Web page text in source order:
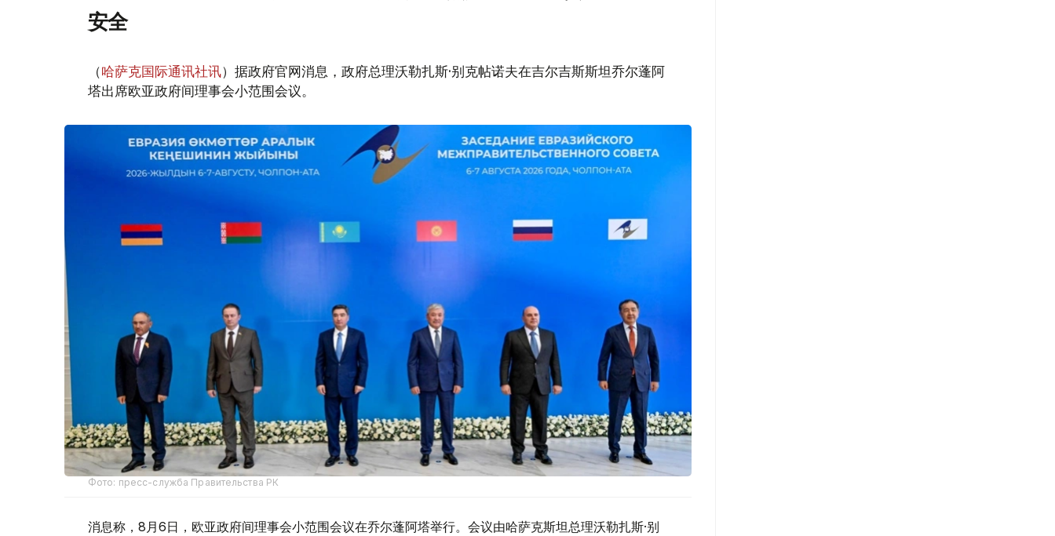
安全
（哈萨克国际通讯社讯）据政府官网消息，政府总理沃勒扎斯·别克帖诺夫在吉尔吉斯斯坦乔尔蓬阿
塔出席欧亚政府间理事会小范围会议。
Фото: пресс-служба Правительства РК
消息称，8月6日，欧亚政府间理事会小范围会议在乔尔蓬阿塔举行。会议由哈萨克斯坦总理沃勒扎斯·别